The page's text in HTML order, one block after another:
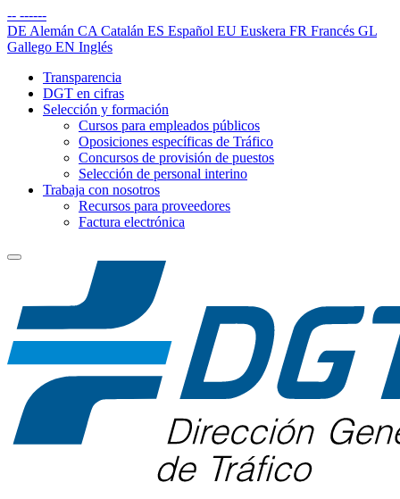
-- ------
DE Alemán CA Catalán ES Español EU Euskera FR Francés GL
Gallego EN Inglés
Transparencia
DGT en cifras
Selección y formación
Cursos para empleados públicos
Oposiciones específicas de Tráfico
Concursos de provisión de puestos
Selección de personal interino
Trabaja con nosotros
Recursos para proveedores
Factura electrónica